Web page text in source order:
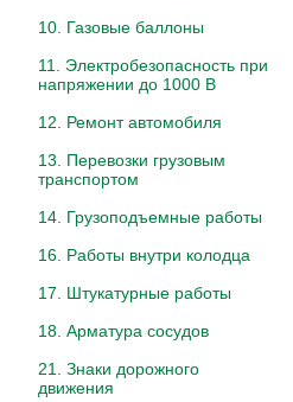
10. Газовые баллоны
11. Электробезопасность при
напряжении до 1000 В
12. Ремонт автомобиля
13. Перевозки грузовым
транспортом
14. Грузоподъемные работы
16. Работы внутри колодца
17. Штукатурные работы
18. Арматура сосудов
21. Знаки дорожного
движения